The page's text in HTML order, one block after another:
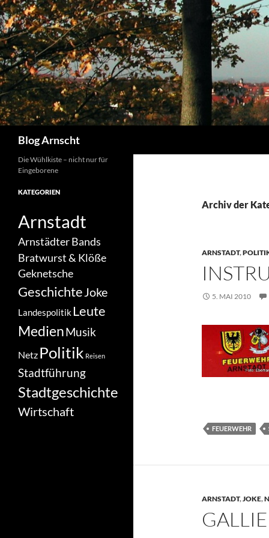
Zum
Inhalt
springen
Blog Arnscht
Archiv der
ARNSTADT,
5. MAI 2010
FEUERWEHR
ARNSTADT,JOKE,
Die Wühlkiste – nicht nur für
Eingeborene
KATEGORIEN
Arnstadt
Arnstädter Bands
Bratwurst & Klöße
Geknetsche
GeschichteJoke
LandespolitikLeute
MedienMusik
Netz Politik Reisen
Stadtführung
Stadtgeschichte
Wirtschaft